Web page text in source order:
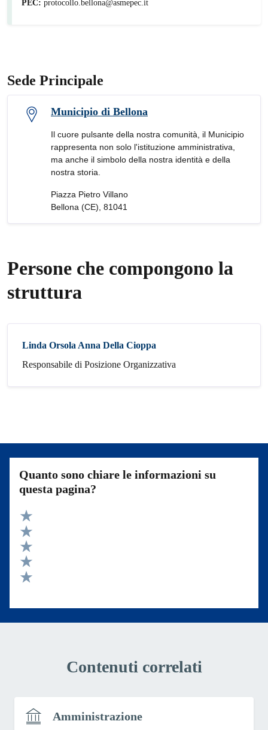
PEC: protocollo.bellona@asmepec.it
Sede Principale
Municipio di Bellona
Il cuore pulsante della nostra comunità, il Municipio
rappresenta non solo l'istituzione amministrativa,
ma anche il simbolo della nostra identità e della
nostra storia.
Piazza Pietro Villano
Bellona (CE), 81041
Persone che compongono la
struttura
Linda Orsola Anna Della Cioppa
Responsabile di Posizione Organizzativa
Quanto sono chiare le informazioni su
questa pagina?
Valuta 5 stelle su 5
Valuta 4 stelle su 5
Valuta 3 stelle su 5
Valuta 2 stelle su 5
Contenuti correlati
Amministrazione